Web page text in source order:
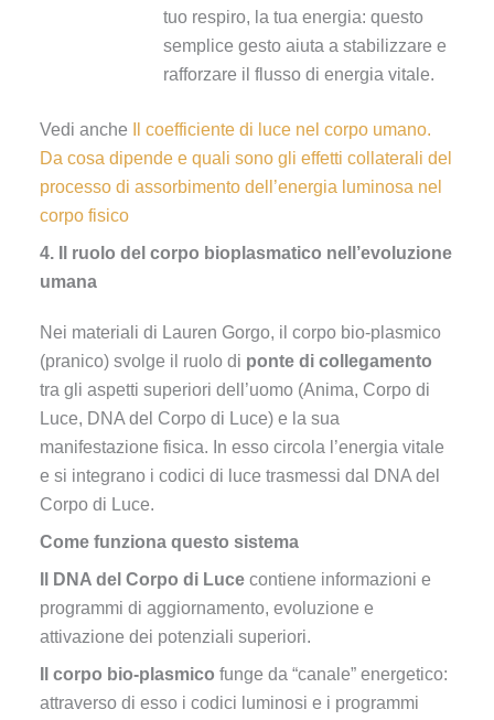
tuo respiro, la tua energia: questo
semplice gesto aiuta a stabilizzare e
rafforzare il flusso di energia vitale.
Vedi anche
Il coefficiente di luce nel corpo umano.
Da cosa dipende e quali sono gli effetti collaterali del
processo di assorbimento dell’energia luminosa nel
corpo fisico
4. Il ruolo del corpo bioplasmatico nell’evoluzione
umana
Nei materiali di Lauren Gorgo, il corpo bio-plasmico
(pranico) svolge il ruolo di ponte di collegamento
tra gli aspetti superiori dell’uomo (Anima, Corpo di
Luce, DNA del Corpo di Luce) e la sua
manifestazione fisica. In esso circola l’energia vitale
e si integrano i codici di luce trasmessi dal DNA del
Corpo di Luce.
Come funziona questo sistema
Il DNA del Corpo di Luce contiene informazioni e
programmi di aggiornamento, evoluzione e
attivazione dei potenziali superiori.
Il corpo bio-plasmico funge da “canale” energetico:
attraverso di esso i codici luminosi e i programmi